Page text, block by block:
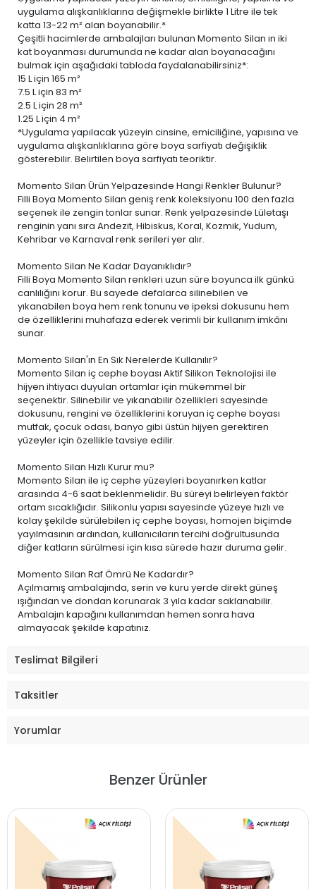
uygulama alışkanlıklarına değişmekle birlikte 1 Litre ile tek
katta 13-22 m² alan boyanabilir.*
Çeşitli hacimlerde ambalajları bulunan Momento Silan ın iki
kat boyanması durumunda ne kadar alan boyanacağını
bulmak için aşağıdaki tabloda faydalanabilirsiniz*:
15 Liçin 165 m²
7.5 Liçin 83 m²
2.5 Liçin 28 m²
1.25 Liçin 4 m²
*Uygulama yapılacak yüzeyin cinsine, emiciliğine, yapısına ve
uygulama alışkanlıklarına göre boya sarfiyatı değişiklik
gösterebilir. Belirtilen boya sarfiyatı teoriktir.
Momento Silan Ürün Yelpazesinde Hangi Renkler Bulunur?
Filli Boya Momento Silan geniş renk koleksiyonu 100 den fazla
seçenek ile zengin tonlar sunar. Renk yelpazesinde Lületaşı
renginin yanı sıra Andezit, Hibiskus, Koral, Kozmik, Yudum,
Kehribar ve Karnaval renk serileri yer alır.
Momento Silan Ne Kadar Dayanıklıdır?
Filli Boya Momento Silan renkleri uzun süre boyunca ilk günkü
canlılığını korur. Bu sayede defalarca silinebilen ve
yıkanabilen boya hem renk tonunu ve ipeksi dokusunu hem
de özelliklerini muhafaza ederek verimli bir kullanım imkânı
sunar.
Momento Silan'ın En Sık Nerelerde Kullanılır?
Momento Silan iç cephe boyası Aktif Silikon Teknolojisi ile
hijyen ihtiyacı duyulan ortamlar için mükemmel bir
seçenektir. Silinebilir ve yıkanabilir özellikleri sayesinde
dokusunu, rengini ve özelliklerini koruyan iç cephe boyası
mutfak, çocuk odası, banyo gibi üstün hijyen gerektiren
yüzeyler için özellikle tavsiye edilir.
Momento Silan Hızlı Kurur mu?
Momento Silan ile iç cephe yüzeyleri boyanırken katlar
arasında 4-6 saat beklenmelidir. Bu süreyi belirleyen faktör
ortam sıcaklığıdır. Silikonlu yapısı sayesinde yüzeye hızlı ve
kolay şekilde sürülebilen iç cephe boyası, homojen biçimde
yayılmasının ardından, kullanıcıların tercihi doğrultusunda
diğer katların sürülmesi için kısa sürede hazır duruma gelir.
Momento Silan Raf Ömrü Ne Kadardır?
Açılmamış ambalajında, serin ve kuru yerde direkt güneş
ışığından ve dondan korunarak 3 yıla kadar saklanabilir.
Ambalajın kapağını kullanımdan hemen sonra hava
almayacak şekilde kapatınız.
Teslimat Bilgileri
Taksitler
Yorumlar
Benzer Ürünler